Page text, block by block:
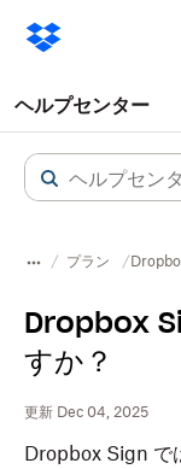
ヘルプセンター
プラン
Dropbox
すか？
更新 Dec 04, 2025
Dropbox Sign で